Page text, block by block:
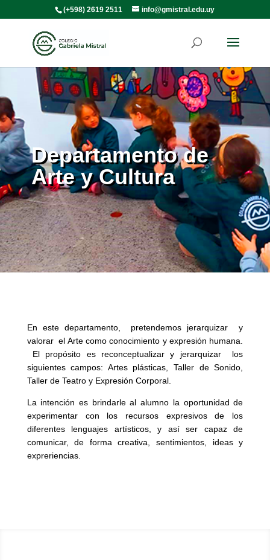
(+598) 2619 2511 info@gmistral.edu.uy
Departamento de
Arte y Cultura
En este departamento, pretendemos jerarquizar y
valorar el Arte como conocimiento y expresión humana.
El propósito es reconceptualizar y jerarquizar los
siguientes campos: Artes plásticas, Taller de Sonido,
Taller de Teatro y Expresión Corporal.
La intención es brindarle al alumno la oportunidad de
experimentar con los recursos expresivos de los
diferentes lenguajes artísticos, y así ser capaz de
comunicar, de forma creativa, sentimientos, ideas y
expreriencias.